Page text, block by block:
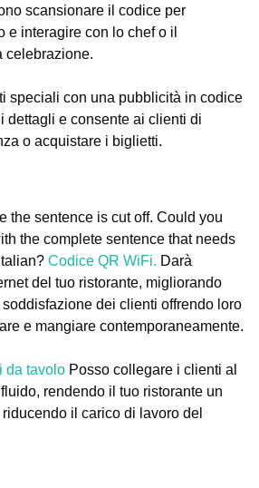
scansionare il codice per
e interagire con lo chef o il
celebrazione.
speciali con una pubblicità in codice
dettagli e consente ai clienti di
o acquistare i biglietti.
the sentence is cut off. Could you
the complete sentence that needs
Codice QR WiFi. Darà
del tuo ristorante, migliorando
dei clienti offrendo loro
e mangiare contemporaneamente.
da tavolo Posso collegare i clienti al
rendendo il tuo ristorante un
il carico di lavoro del